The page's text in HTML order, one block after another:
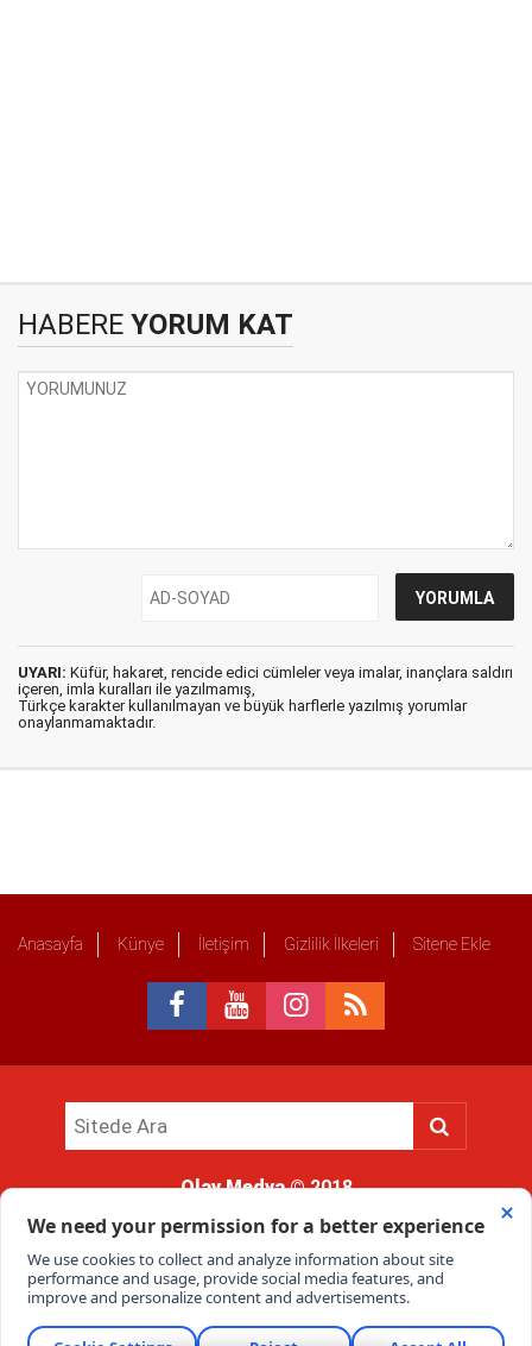
HABERE YORUM KAT
UYARI: Küfür, hakaret, rencide edici cümleler veya imalar, inançlara saldırı
içeren, imla kuralları ile yazılmamış,
Türkçe karakter kullanılmayan ve büyük harflerle yazılmış yorumlar
onaylanmamaktadır.
Anasayfa Künye İletişim Gizlilik İlkeleri Sitene Ekle
Olay Medya© 2018
kullanımı hukuki yaptırıma tabidir.